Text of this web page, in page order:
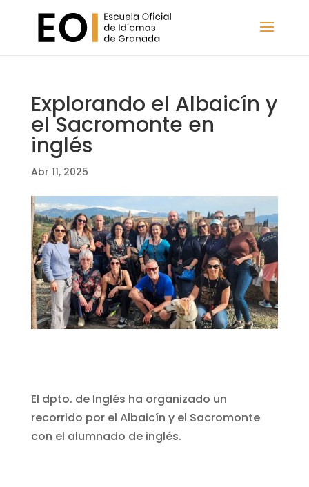
Explorando el Albaicín y
el Sacromonte en
inglés
Abr 11, 2025
El dpto. de Inglés ha organizado un
recorrido por el Albaicín y el Sacromonte
con el alumnado de inglés.